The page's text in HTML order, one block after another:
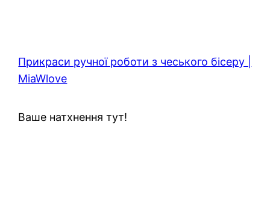
Прикраси ручної роботи з чеського бісеру |
MiaWlove
Ваше натхнення тут!